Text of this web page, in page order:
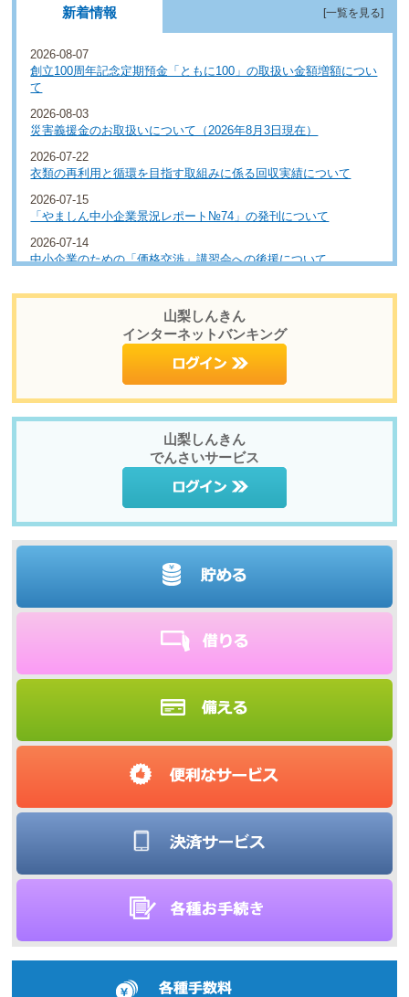
新着情報 [一覧を見る]
2026-08-07
創立100周年記念定期預金「ともに100」の取扱い金額増額につい
て
2026-08-03
災害義援金のお取扱いについて（2026年8月3日現在）
2026-07-22
衣類の再利用と循環を目指す取組みに係る回収実績について
2026-07-15
「やましん中小企業景況レポート№74」の発刊について
2026-07-14
中小企業のための「価格交渉」講習会への後援について
山梨しんきん
インターネットバンキング
山梨しんきん
でんさいサービス